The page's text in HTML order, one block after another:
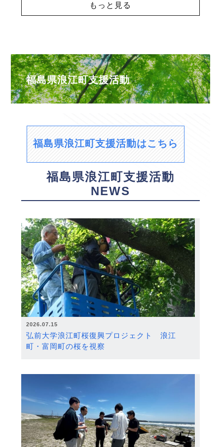
もっと見る
福島県浪江町支援活動
福島県浪江町支援活動はこちら
福島県浪江町支援活動
NEWS
2026.07.15
弘前大学浪江町桜復興プロジェクト 浪江
町・富岡町の桜を視察